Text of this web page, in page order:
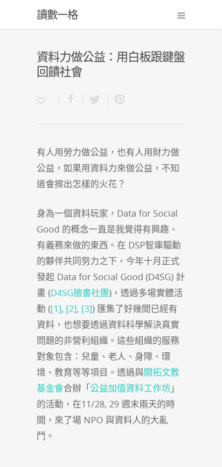
讀數一格
資料力做公益：用白板跟鍵盤
回饋社會
有人用勞力做公益，也有人用財力做
公益，如果用資料力來做公益，不知
道會擦出怎樣的火花？
身為一個資料玩家，Data for Social
Good 的概念一直是我覺得有興趣、
有義務來做的東西。在 DSP智庫驅動
的夥伴共同努力之下，今年十月正式
發起 Data for Social Good (D4SG) 計
畫 (D4SG臉書社團)，透過多場實體活
動 ([1], [2], [3]) 匯集了好幾間已經有
資料，也想要透過資料科學解決真實
問題的非營利組織。這些組織的服務
對象包含：兒童、老人、身障、環
境、教育等等項目。透過與開拓文教
基金會合辦「公益加值資料工作坊 」
的活動，在11/28, 29 週末兩天的時
間，來了場 NPO 與資料人的大亂
鬥。